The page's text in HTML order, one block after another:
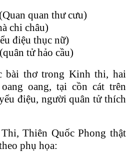
(Quan quan thư cưu)
chi châu)
điệu thục nữ)
(quân tử hảo cầu)
bài thơ trong Kinh thi, hai
oang, tại cồn cát trên
điệu, người quân tử thích
Thiên Quốc Phong thật
phụ họa: